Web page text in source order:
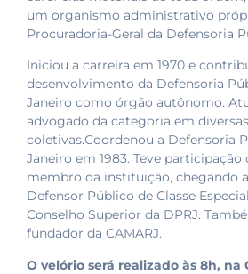
um organismo administrativo
Procuradoria-Geral da Defensoria
Iniciou a carreira em 1970 e
desenvolvimento da Defensoria
Janeiro como órgão autônomo.
advogado da categoria em
coletivas.Coordenou a Defensoria
Janeiro em 1983. Teve
membro da instituição, chegando
Defensor Público de Classe
Conselho Superior da DPRJ.
fundador da CAMARJ.
O velório será realizado às 8h, na